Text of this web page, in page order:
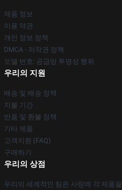
제품 정보
이용 약관
개인 정보 정책
DMCA - 저작권 정책
모델 번호: 공급망 투명성 행위
우리의 지원
배송 및 배송 정책
지불 기간
반품 및 환불 정책
기타 제품
고객지원 (FAQ)
구매하기
우리의 상점
우리의 세계적인 팀은 사랑에 각 제품